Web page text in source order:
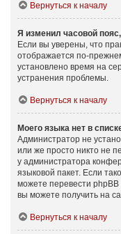
Вернуться к началу
Я изменил часовой
Если вы уверены, что
отображается по-
установлено время на
устранения проблемы.
Вернуться к началу
Моего языка нет в
Администратор не
или же просто никто не
у администратора
языковой пакет. Если
можете перевести
вы можете получить на
Вернуться к началу